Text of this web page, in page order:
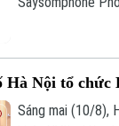
Quốc tang trong
11/8/2026.
Hà Nội tổ chức
Sáng mai (10/8),